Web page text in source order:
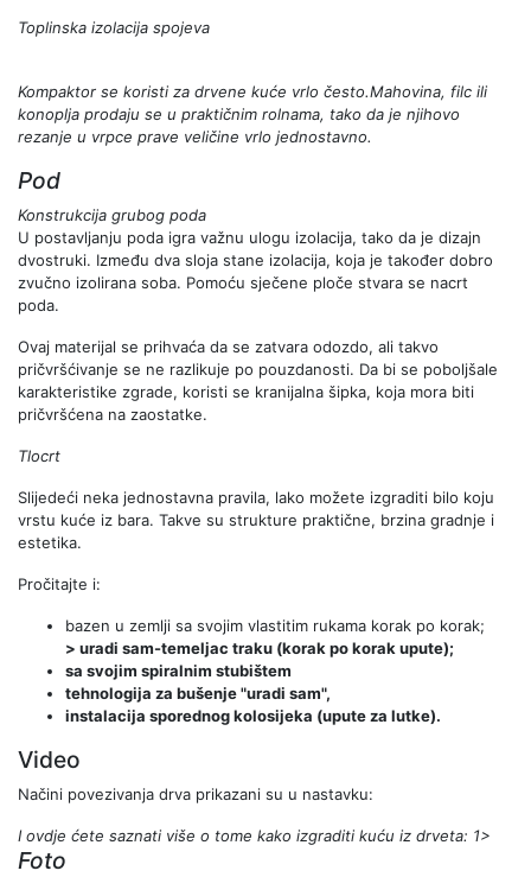
Toplinska izolacija spojeva
Kompaktor se koristi za drvene kuće vrlo često.Mahovina, filc ili
konoplja prodaju se u praktičnim rolnama, tako da je njihovo
rezanje u vrpce prave veličine vrlo jednostavno.
Pod
Konstrukcija grubog poda
U postavljanju poda igra važnu ulogu izolacija, tako da je dizajn
dvostruki. Između dva sloja stane izolacija, koja je također dobro
zvučno izolirana soba. Pomoću sječene ploče stvara se nacrt
poda.
Ovaj materijal se prihvaća da se zatvara odozdo, ali takvo
pričvršćivanje se ne razlikuje po pouzdanosti. Da bi se poboljšale
karakteristike zgrade, koristi se kranijalna šipka, koja mora biti
pričvršćena na zaostatke.
Tlocrt
Slijedeći neka jednostavna pravila, lako možete izgraditi bilo koju
vrstu kuće iz bara. Takve su strukture praktične, brzina gradnje i
estetika.
Pročitajte i:
bazen u zemlji sa svojim vlastitim rukama korak po korak;
> uradi sam-temeljac traku (korak po korak upute);
sa svojim spiralnim stubištem
tehnologija za bušenje "uradi sam",
instalacija sporednog kolosijeka (upute za lutke).
Video
Načini povezivanja drva prikazani su u nastavku:
I ovdje ćete saznati više o tome kako izgraditi kuću iz drveta: 1>
Foto